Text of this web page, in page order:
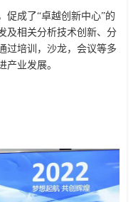
促成了“卓越创新中心”的
及相关分析技术创新、分
过培训，沙龙，会议等多
产业发展。